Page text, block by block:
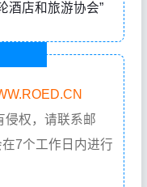
酒店和旅游协会”
侵权，请联系邮
7个工作日内进行